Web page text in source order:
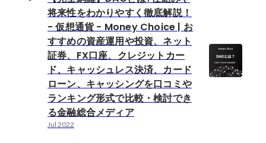
将来性をわかりやすく徹底解説！
- 仮想通貨 - Money Choice | お
すすめの資産運用や投資、ネット
証券、FX口座、クレジットカー
ド、キャッシュレス決済、カード
ローン、キャッシングを口コミや
ランキング形式で比較・検討でき
る金融総合メディア
Jul 2022